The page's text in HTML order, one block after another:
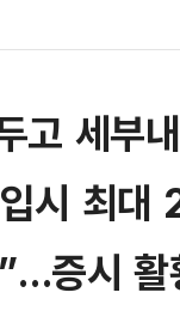
고 세부
시 최대
증시 활